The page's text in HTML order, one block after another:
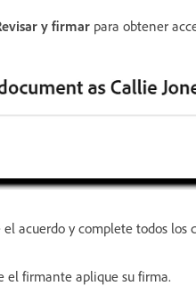
y firmar para obtener
acuerdo y complete todos los
el firmante aplique su firma.